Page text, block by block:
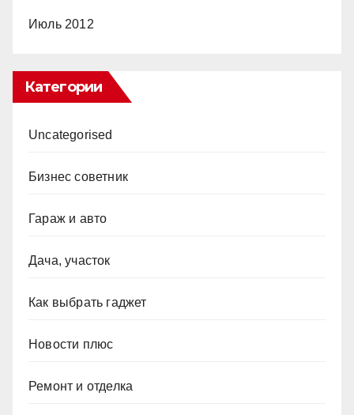
Июль 2012
Категории
Uncategorised
Бизнес советник
Гараж и авто
Дача, участок
Как выбрать гаджет
Новости плюс
Ремонт и отделка